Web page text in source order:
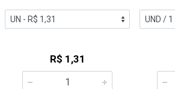
R$ 1,31